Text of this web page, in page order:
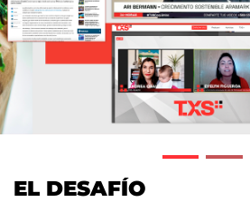
EL DESAFÍO